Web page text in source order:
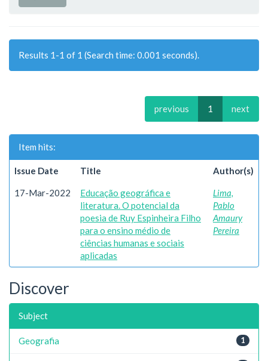
Results 1-1 of 1 (Search time: 0.001 seconds).
previous 1 next
Item hits:
Issue Date Title Author(s)
17-Mar-2022
Educação geográfica e
literatura. O potencial da
poesia de Ruy Espinheira Filho
para o ensino médio de
ciências humanas e sociais
aplicadas
Lima,
Pablo
Amaury
Pereira
Discover
Subject
1
Geografia